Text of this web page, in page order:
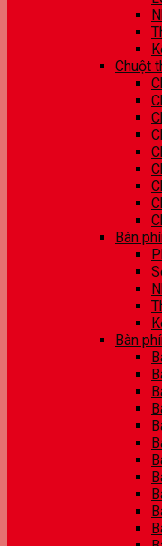
Chuột
Bàn
Bàn